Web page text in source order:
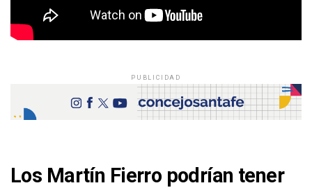
PUBLICIDAD
Los Martín Fierro podrían tener